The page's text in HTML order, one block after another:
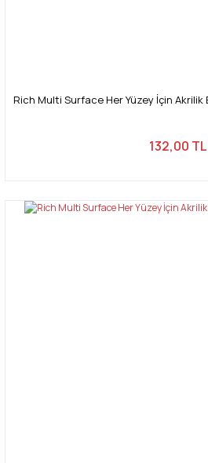
Rich Multi Surface Her Yüzey İçin Akrilik
132,00 TL